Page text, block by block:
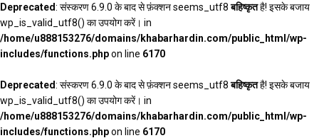
Deprecated: संस्करण 6.9.0 के बाद से फ़ंक्शन seems_utf8बहिष्कृतहै! इसके बजाय
wp_is_valid_utf8() का उपयोग करें। in
/home/u888153276/domains/khabarhardin.com/public_html/wp-
includes/functions.phpon line 6170
Deprecated: संस्करण 6.9.0 के बाद से फ़ंक्शन seems_utf8बहिष्कृतहै! इसके बजाय
wp_is_valid_utf8() का उपयोग करें। in
/home/u888153276/domains/khabarhardin.com/public_html/wp-
includes/functions.phpon line 6170